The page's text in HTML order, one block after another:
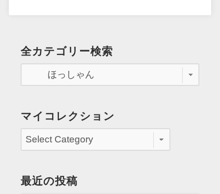
事
で
く
途
ク
シ
ー
つ
全カテゴリー検索
マイコレクション
最近の投稿